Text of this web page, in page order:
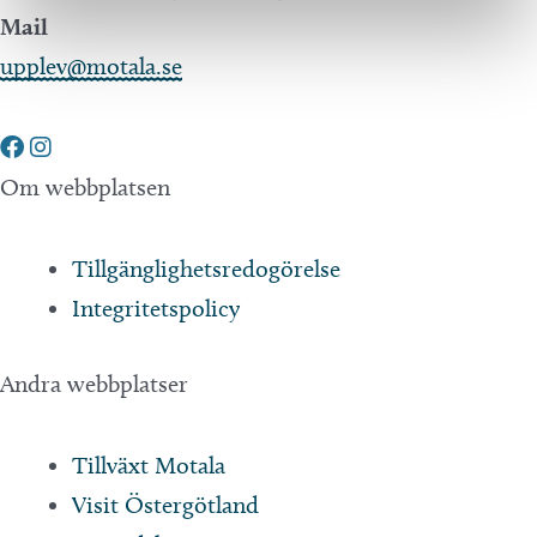
Mail
upplev@motala.se
Om webbplatsen
Tillgänglighetsredogörelse
Integritetspolicy
Andra webbplatser
Tillväxt Motala
Visit Östergötland